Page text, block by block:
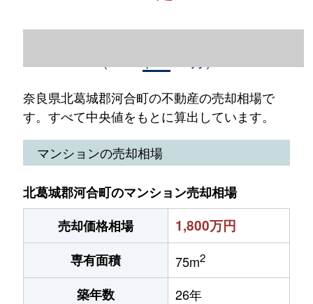
奈良県北葛城郡河合町の不動産の売却相場で
す。すべて中央値をもとに算出しています。
マンションの売却相場
北葛城郡河合町のマンション売却相場
売却価格相場
1,800万円
専有面積 75m2
築年数 26年